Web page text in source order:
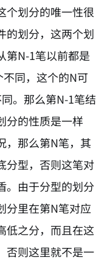
个划分的唯一性很
的划分，这两个划
第N-1笔以前都是
同，这个的N可
。那么第N-1笔结
分的性质是一样
，那么第N笔，其
分型，否则这笔对
。由于分型的划分
分里在第N笔对应
低之分，而且在这
否则这里就不是一